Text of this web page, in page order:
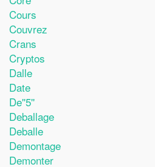
Cours
Couvrez
Crans
Cryptos
Dalle
Date
De''5''
Deballage
Deballe
Demontage
Demonter